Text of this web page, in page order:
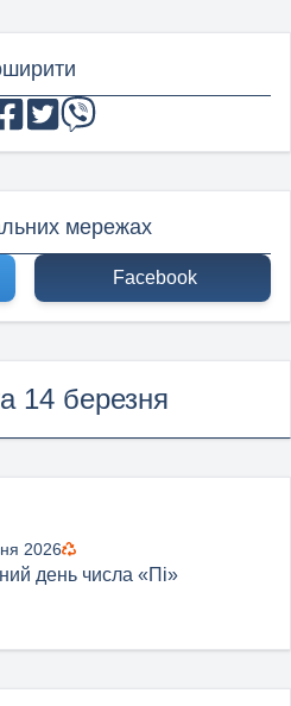
мережах
Facebook
14 березня
2026
день числа «Пі»